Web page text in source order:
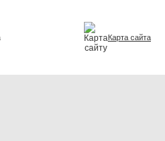
Карта сайта